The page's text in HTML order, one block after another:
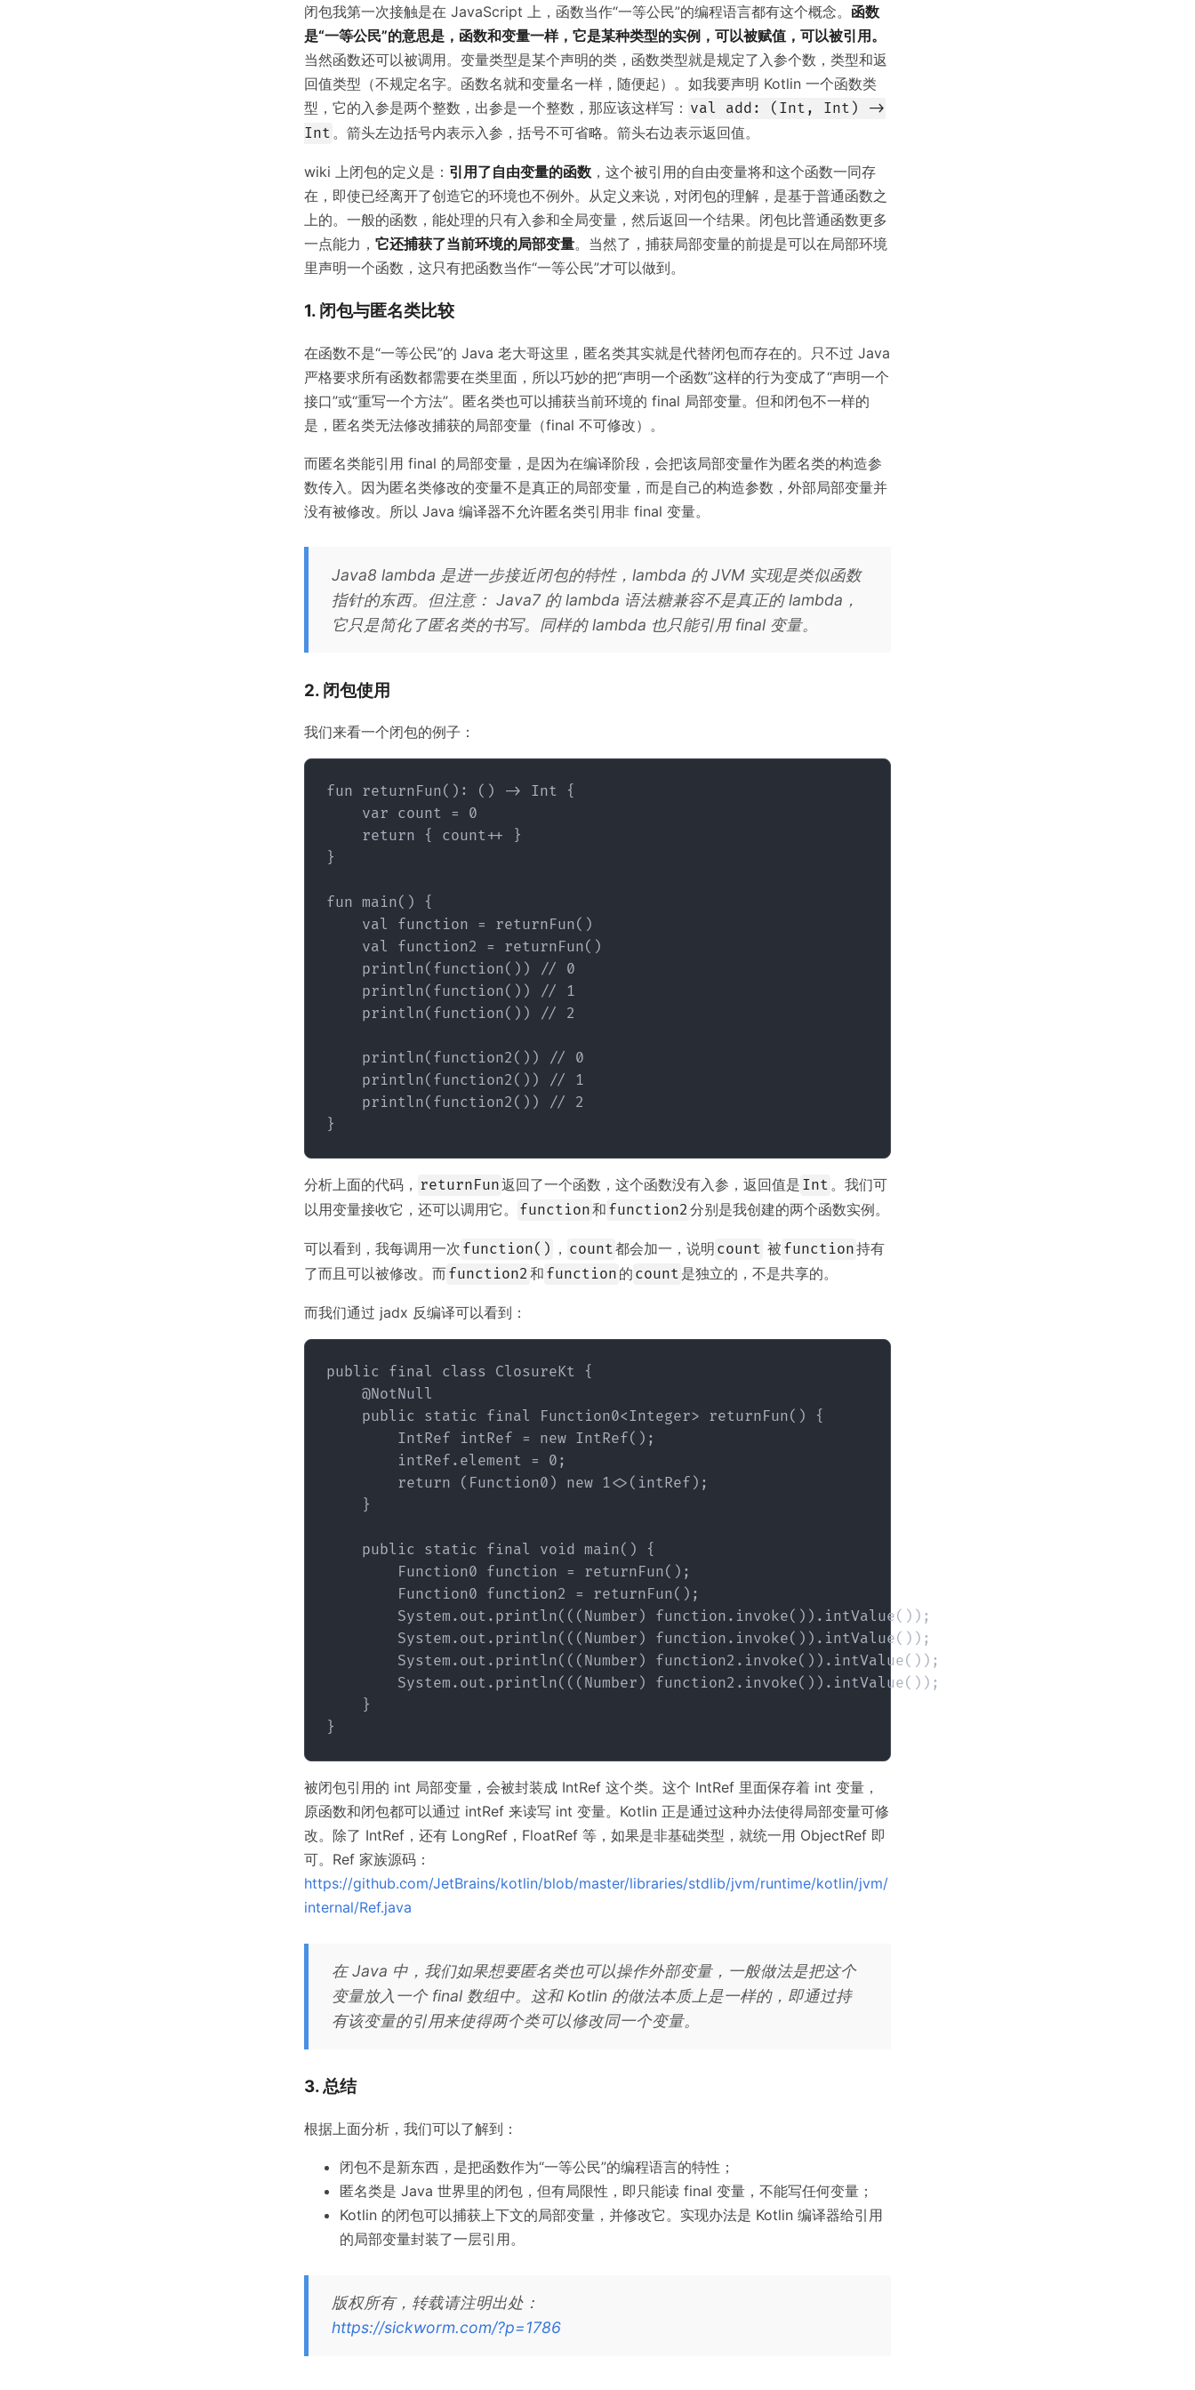
闭包我第一次接触是在 JavaScript 上，函数当作“一等公民”的编程语言都有这个概念。 函数
是“一等公民”的意思是，函数和变量一样，它是某种类型的实例，可以被赋值，可以被引用。
当然函数还可以被调用。变量类型是某个声明的类，函数类型就是规定了入参个数，类型和返
回值类型（不规定名字。函数名就和变量名一样，随便起）。如我要声明 Kotlin 一个函数类
型，它的入参是两个整数，出参是一个整数，那应该这样写： val add: (Int, Int) ->
Int 。箭头左边括号内表示入参，括号不可省略。箭头右边表示返回值。
wiki 上闭包的定义是： 引用了自由变量的函数 ，这个被引用的自由变量将和这个函数一同存
在，即使已经离开了创造它的环境也不例外。从定义来说，对闭包的理解，是基于普通函数之
上的。一般的函数，能处理的只有入参和全局变量，然后返回一个结果。闭包比普通函数更多
一点能力， 它还捕获了当前环境的局部变量。当然了，捕获局部变量的前提是可以在局部环境
里声明一个函数，这只有把函数当作“一等公民”才可以做到。
1. 闭包与匿名类比较
在函数不是“一等公民”的 Java 老大哥这里，匿名类其实就是代替闭包而存在的。只不过 Java
严格要求所有函数都需要在类里面，所以巧妙的把“声明一个函数”这样的行为变成了“声明一个
接口”或“重写一个方法”。匿名类也可以捕获当前环境的 final 局部变量。但和闭包不一样的
是，匿名类无法修改捕获的局部变量（final 不可修改）。
而匿名类能引用 final 的局部变量，是因为在编译阶段，会把该局部变量作为匿名类的构造参
数传入。因为匿名类修改的变量不是真正的局部变量，而是自己的构造参数，外部局部变量并
没有被修改。所以 Java 编译器不允许匿名类引用非 final 变量。
Java8 lambda 是进一步接近闭包的特性，lambda 的 JVM 实现是类似函数
指针的东西。但注意： Java7 的 lambda 语法糖兼容不是真正的 lambda，
它只是简化了匿名类的书写。同样的 lambda 也只能引用 final 变量。
2. 闭包使用
我们来看一个闭包的例子：
fun returnFun(): () -> Int {
    var count = 0
    return { count++ }
}
fun main() {
    val function = returnFun()
    val function2 = returnFun()
    println(function()) // 0
    println(function()) // 1
    println(function()) // 2
    println(function2()) // 0
    println(function2()) // 1
    println(function2()) // 2
分析上面的代码， returnFun返回了一个函数，这个函数没有入参，返回值是 Int 。我们可
以用变量接收它，还可以调用它。
function和 function2 分别是我创建的两个函数实例。
可以看到，我每调用一次 function() ， count都会加一，说明 count 被 function持有
了而且可以被修改。而function2 和 function 的 count 是独立的，不是共享的。
而我们通过 jadx 反编译可以看到：
public final class ClosureKt {
    @NotNull
    public static final Function0<Integer> returnFun() {
        IntRef intRef = new IntRef();
        intRef.element = 0;
        return (Function0) new 1<>(intRef);
    }
    public static final void main() {
        Function0 function = returnFun();
        Function0 function2 = returnFun();
        System.out.println(((Number) function.invoke()).intValue());
        System.out.println(((Number) function.invoke()).intValue());
        System.out.println(((Number) function2.invoke()).intValue());
        System.out.println(((Number) function2.invoke()).intValue());
    }
被闭包引用的 int 局部变量，会被封装成 IntRef 这个类。这个 IntRef 里面保存着 int 变量，
原函数和闭包都可以通过 intRef 来读写 int 变量。Kotlin 正是通过这种办法使得局部变量可修
改。除了 IntRef，还有 LongRef，FloatRef 等，如果是非基础类型，就统一用 ObjectRef 即
可。Ref 家族源码：
https://github.com/JetBrains/kotlin/blob/master/libraries/stdlib/jvm/runtime/kotlin/jvm/
internal/Ref.java
在 Java 中，我们如果想要匿名类也可以操作外部变量，一般做法是把这个
变量放入一个 final 数组中。这和 Kotlin 的做法本质上是一样的，即通过持
有该变量的引用来使得两个类可以修改同一个变量。
3. 总结
根据上面分析，我们可以了解到：
闭包不是新东西，是把函数作为“一等公民”的编程语言的特性；
匿名类是 Java 世界里的闭包，但有局限性，即只能读 final 变量，不能写任何变量；
Kotlin 的闭包可以捕获上下文的局部变量，并修改它。实现办法是 Kotlin 编译器给引用
的局部变量封装了一层引用。
版权所有，转载请注明出处：
https://sickworm.com/?p=1786